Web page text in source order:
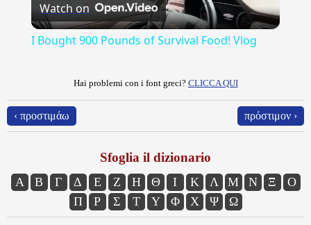
Video
Watch on
I Bought 900 Pounds of Survival Food! Vlog
Hai problemi con i font greci? CLICCA QUI
‹ προστιμάω πρόστιμον ›
Sfoglia il dizionario
Α Β Γ Δ Ε Ζ Η Θ Ι Κ Λ Μ Ν Ξ
Ο
Π
Ρ Σ Τ Υ Φ Χ Ψ Ω